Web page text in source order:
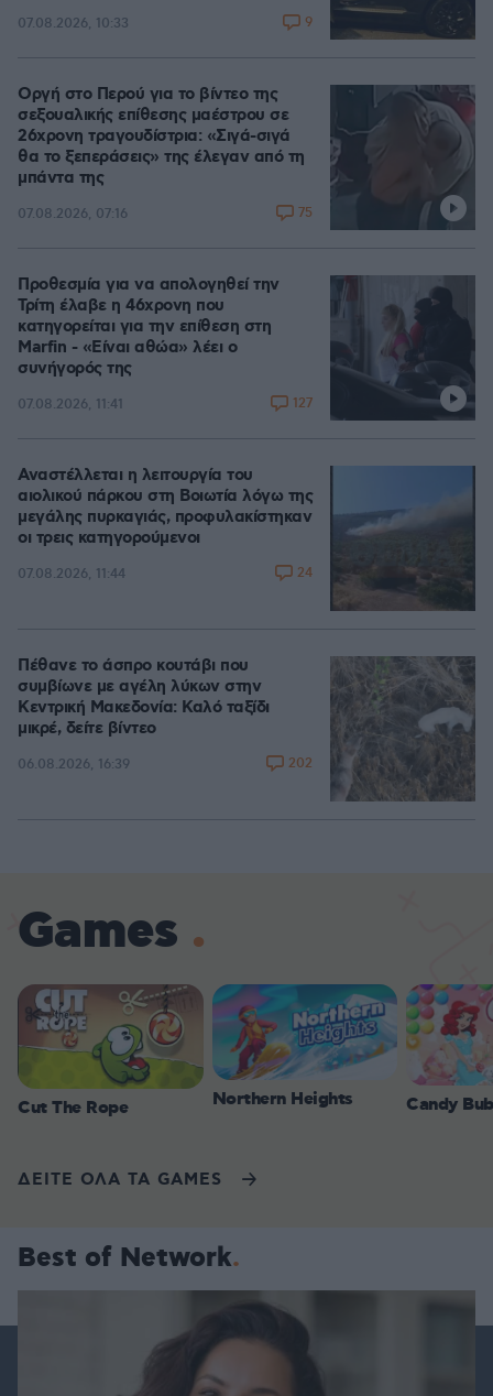
07.08.2026, 10:33 9
Οργή στο Περού για το βίντεο της
σεξουαλικής επίθεσης μαέστρου σε
26χρονη τραγουδίστρια: «Σιγά-σιγά
θα το ξεπεράσεις» της έλεγαν από τη
μπάντα της
07.08.2026, 07:16 75
Προθεσμία για να απολογηθεί την
Τρίτη έλαβε η 46χρονη που
κατηγορείται για την επίθεση στη
Marfin - «Είναι αθώα» λέει ο
συνήγορός της
07.08.2026, 11:41 127
Αναστέλλεται η λειτουργία του
αιολικού πάρκου στη Βοιωτία λόγω της
μεγάλης πυρκαγιάς, προφυλακίστηκαν
οι τρεις κατηγορούμενοι
07.08.2026, 11:44 24
Πέθανε το άσπρο κουτάβι που
συμβίωνε με αγέλη λύκων στην
Κεντρική Μακεδονία: Καλό ταξίδι
μικρέ, δείτε βίντεο
06.08.2026, 16:39 202
Games
Cut The Rope Northern Heights Candy
ΔΕΙΤΕ ΟΛΑ ΤΑ GAMES
Best of Network